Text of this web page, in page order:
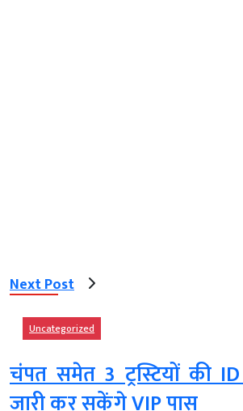
Next Post
Uncategorized
चंपत समेत 3 ट्रस्टियों की
जारी कर सकेंगे VIP पास